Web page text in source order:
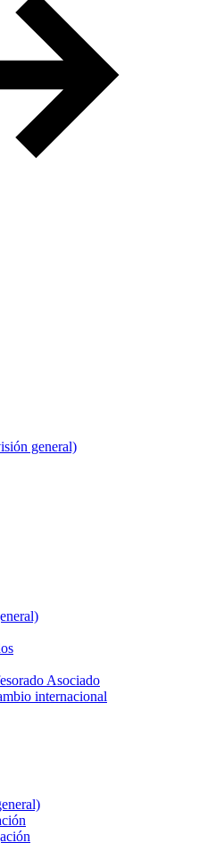
general)
Asociado
internacional